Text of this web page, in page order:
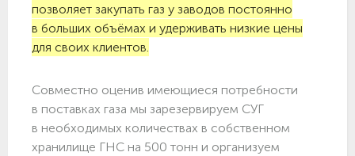
позволяет закупать газ у заводов постоянно
в больших объёмах и удерживать низкие цены
для своих клиентов.
Совместно оценив имеющиеся потребности
в поставках газа мы зарезервируем СУГ
в необходимых количествах в собственном
хранилище ГНС на 500 тонн и организуем